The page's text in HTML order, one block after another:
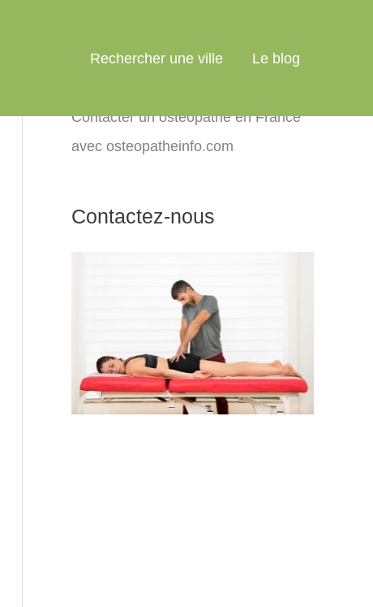
Rechercher une ville Le blog
Contacter un ostéopathe en France
avec osteopatheinfo.com
Contactez-nous